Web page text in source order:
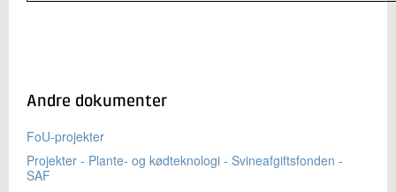
Andre dokumenter
FoU-projekter
Projekter - Plante- og kødteknologi - Svineafgiftsfonden -
SAF